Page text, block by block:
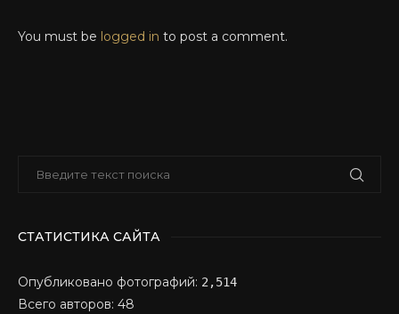
You must be logged in to post a comment.
СТАТИСТИКА САЙТА
Опубликовано фотографий: 2,514
Всего авторов: 48